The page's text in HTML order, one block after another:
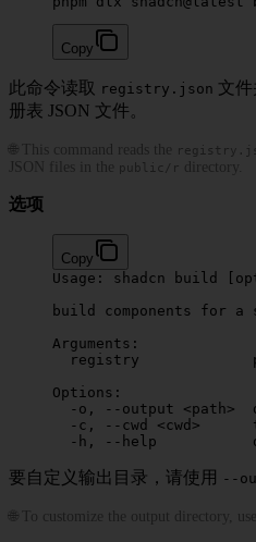
Copy
此命令读取 registry.json 文
册表 JSON 文件。
🌐 This command reads the
JSON files in the
public/r directory.
选项
Copy
Usage:
shadcn build
build
components for a
Arguments:
  registry
Options:
  -o,
--output <pat h>
  -c,
--cwd <cwd >
  -h,
--help
要自定义输出目录，请使用 --
🌐 To customize the output directory,